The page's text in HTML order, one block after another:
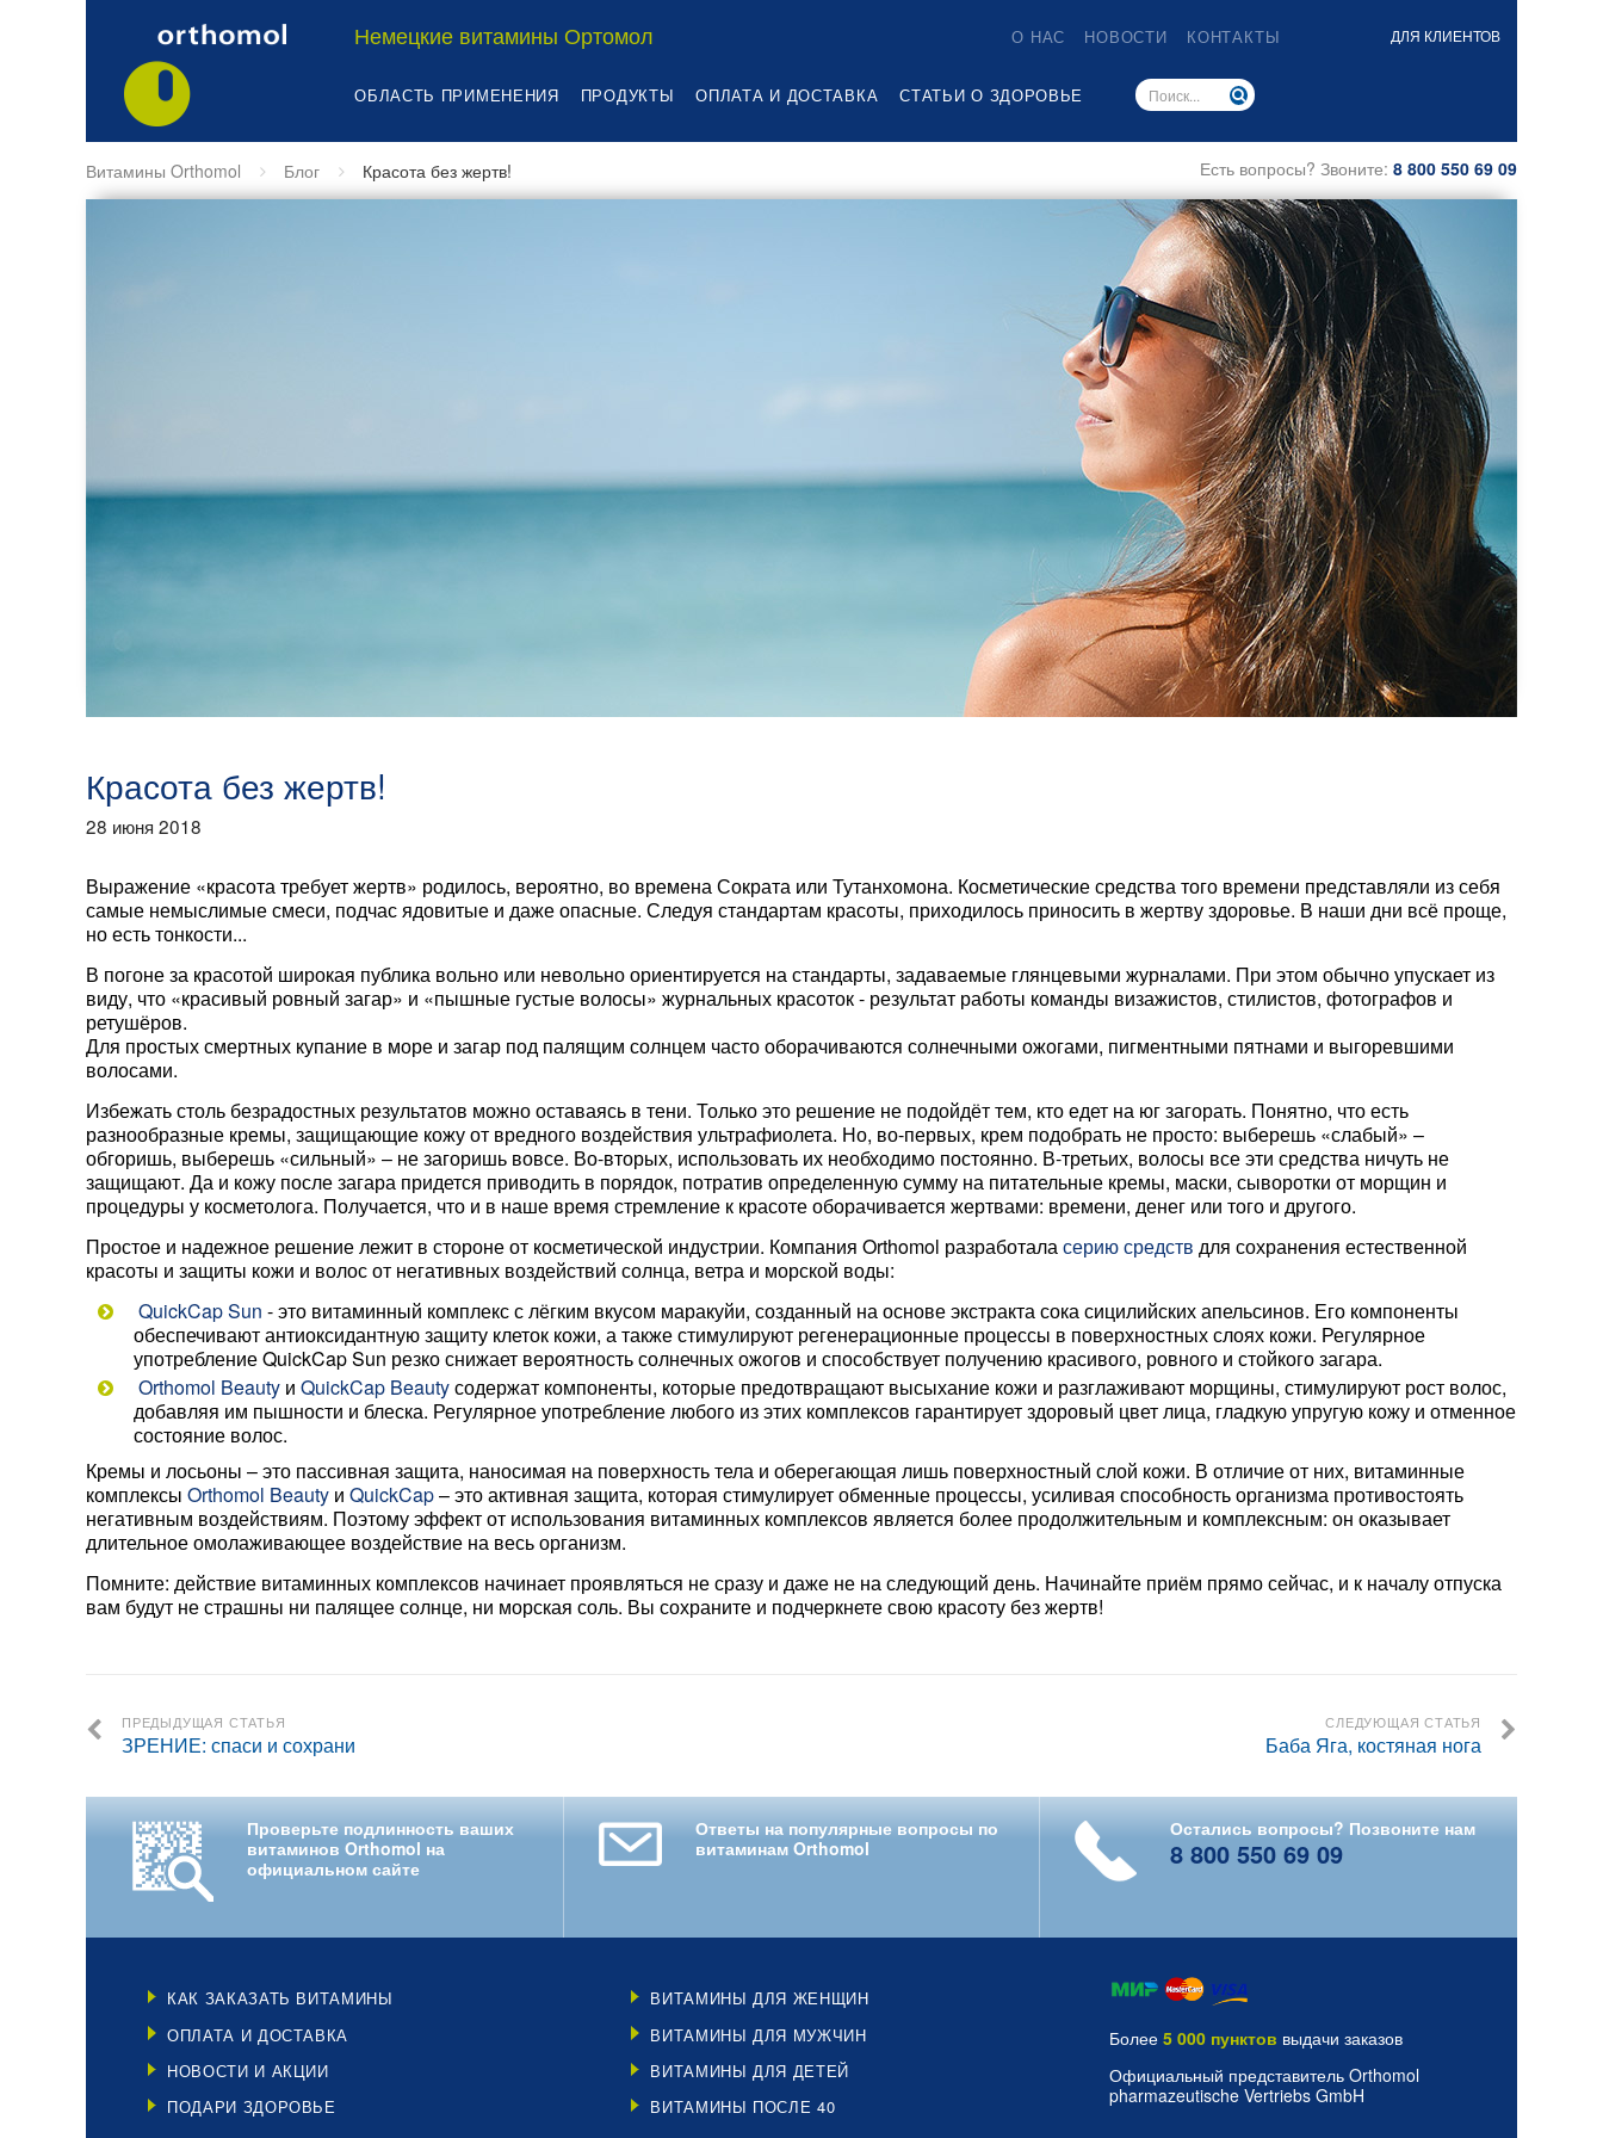
Немецкие витамины Ортомол О НАС НОВОСТИ КОНТАКТЫ ДЛЯ КЛИЕНТОВ
ОБЛАСТЬ ПРИМЕНЕНИЯ ПРОДУКТЫ ОПЛАТА И ДОСТАВКА СТАТЬИ О ЗДОРОВЬЕ
Витамины Orthomol Блог Красота без жертв! Есть вопросы? Звоните: 8 800 550 69 09
Красота без жертв!
28 июня 2018
Выражение «красота требует жертв» родилось, вероятно, во времена Сократа или Тутанхомона. Косметические средства того времени представляли из себя
самые немыслимые смеси, подчас ядовитые и даже опасные. Следуя стандартам красоты, приходилось приносить в жертву здоровье. В наши дни всё проще,
но есть тонкости...
В погоне за красотой широкая публика вольно или невольно ориентируется на стандарты, задаваемые глянцевыми журналами. При этом обычно упускает из
виду, что «красивый ровный загар» и «пышные густые волосы» журнальных красоток - результат работы команды визажистов, стилистов, фотографов и
ретушёров.
Для простых смертных купание в море и загар под палящим солнцем часто оборачиваются солнечными ожогами, пигментными пятнами и выгоревшими
волосами.
Избежать столь безрадостных результатов можно оставаясь в тени. Только это решение не подойдёт тем, кто едет на юг загорать. Понятно, что есть
разнообразные кремы, защищающие кожу от вредного воздействия ультрафиолета. Но, во-первых, крем подобрать не просто: выберешь «слабый» –
обгоришь, выберешь «сильный» – не загоришь вовсе. Во-вторых, использовать их необходимо постоянно. В-третьих, волосы все эти средства ничуть не
защищают. Да и кожу после загара придется приводить в порядок, потратив определенную сумму на питательные кремы, маски, сыворотки от морщин и
процедуры у косметолога. Получается, что и в наше время стремление к красоте оборачивается жертвами: времени, денег или того и другого.
Простое и надежное решение лежит в стороне от косметической индустрии. Компания Orthomol разработаласерию средств для сохранения естественной
красоты и защиты кожи и волос от негативных воздействий солнца, ветра и морской воды:
QuickCap Sun - это витаминный комплекс с лёгким вкусом маракуйи, созданный на основе экстракта сока сицилийских апельсинов. Его компоненты
обеспечивают антиоксидантную защиту клеток кожи, а также стимулируют регенерационные процессы в поверхностных слоях кожи. Регулярное
употребление QuickCap Sun резко снижает вероятность солнечных ожогов и способствует получению красивого, ровного и стойкого загара.
Orthomol Beauty и QuickCap Beautyсодержат компоненты, которые предотвращают высыхание кожи и разглаживают морщины, стимулируют рост волос,
добавляя им пышности и блеска. Регулярное употребление любого из этих комплексов гарантирует здоровый цвет лица, гладкую упругую кожу и отменное
состояние волос.
Кремы и лосьоны – это пассивная защита, наносимая на поверхность тела и оберегающая лишь поверхностный слой кожи. В отличие от них, витаминные
комплексы Orthomol Beauty и QuickCap– это активная защита, которая стимулирует обменные процессы, усиливая способность организма противостоять
негативным воздействиям. Поэтому эффект от использования витаминных комплексов является более продолжительным и комплексным: он оказывает
длительное омолаживающее воздействие на весь организм.
Помните: действие витаминных комплексов начинает проявляться не сразу и даже не на следующий день. Начинайте приём прямо сейчас, и к началу отпуска
вам будут не страшны ни палящее солнце, ни морская соль. Вы сохраните и подчеркнете свою красоту без жертв!
ПРЕДЫДУЩАЯ СТАТЬЯ
ЗРЕНИЕ: спаси и сохрани
СЛЕДУЮЩАЯ СТАТЬЯ
Баба Яга, костяная нога
Проверьте подлинность ваших
витаминов Orthomol на
официальном сайте
Ответы на популярные вопросы по
витаминам Orthomol
Остались вопросы? Позвоните нам
8 800 550 69 09
КАК ЗАКАЗАТЬ ВИТАМИНЫ
ОПЛАТА И ДОСТАВКА
НОВОСТИ И АКЦИИ
ПОДАРИ ЗДОРОВЬЕ
ВИТАМИНЫ ДЛЯ ЖЕНЩИН
ВИТАМИНЫ ДЛЯ МУЖЧИН
ВИТАМИНЫ ДЛЯ ДЕТЕЙ
ВИТАМИНЫ ПОСЛЕ 40
Более 5 000 пунктов выдачи заказов
Официальный представитель Orthomol
pharmazeutische Vertriebs GmbH